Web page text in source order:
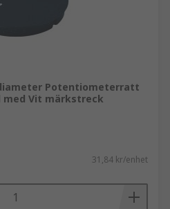
Potentiometerratt
med Vit märkstreck
31,84 kr/enhet